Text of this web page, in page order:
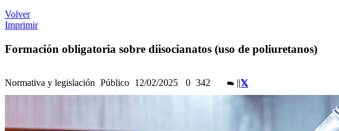
Volver
Imprimir
Formación obligatoria sobre diisocianatos (uso de poliuretanos)
Normativa y legislación Público 12/02/2025 0 342